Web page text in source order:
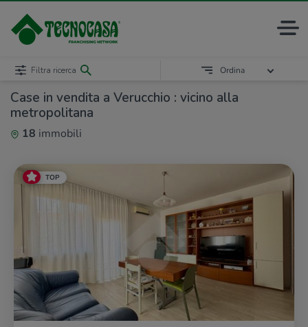
Case in vendita a Verucchio : vicino alla
metropolitana
18 immobili
Filtra ricerca Ordina
TOP